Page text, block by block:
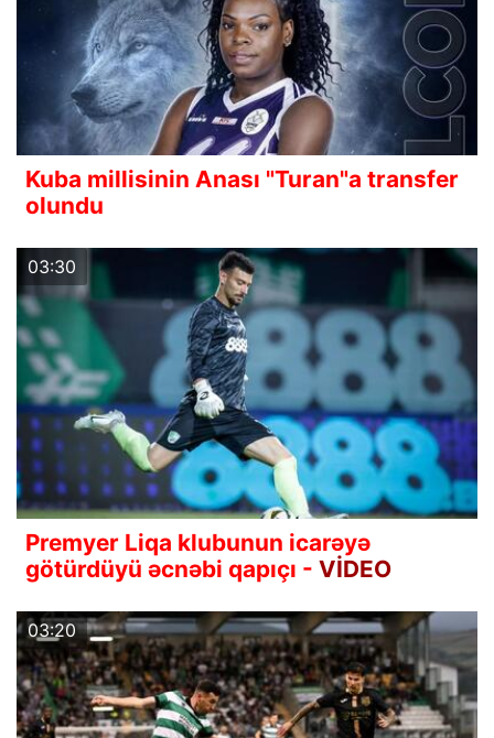
Kuba millisinin Anası "Turan"a transfer
olundu
03:30
Premyer Liqa klubunun icarəyə
götürdüyü əcnəbi qapıçı - VİDEO
03:20